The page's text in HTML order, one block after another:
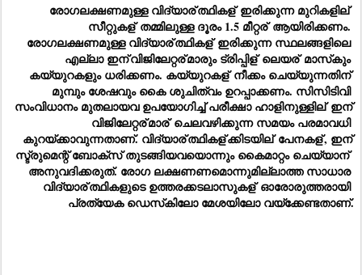
രോഗലക്ഷണമുള്ള വിദ്യാര്ത്ഥികള് ഇരിക്കുന്ന മുറികളില്
സീറ്റുകള് തമ്മിലുള്ള ദൂരം 1.5 മീറ്റര് ആയിരിക്കണം.
രോഗലക്ഷണമുള്ള വിദ്യാര്ത്ഥികള് ഇരിക്കുന്ന സ്ഥലങ്ങളിലെ
എല്ലാ ഇന്വിജിലേറ്റര്മാരും ട്രിപ്പിള് ലെയര് മാസ്‌കും
കയ്യുറകളും ധരിക്കണം. കയ്യുറകള് നീക്കം ചെയ്യുന്നതിന്
മുമ്പും ശേഷവും കൈ ശുചിത്വം ഉറപ്പാക്കണം. സിസിടിവി
സംവിധാനം മുതലായവ ഉപയോഗിച്ച് പരീക്ഷാ ഹാളിനുള്ളില് ഇന്
വിജിലേറ്റര്മാര് ചെലവഴിക്കുന്ന സമയം പരമാവധി
കുറയ്ക്കാവുന്നതാണ്. വിദ്യാര്ത്ഥികള്ക്കിടയില് പേനകള്, ഇന്
സ്ട്രുമെന്റ് ബോക്‌സ് തുടങ്ങിയവയൊന്നും കൈമാറ്റം ചെയ്യാന്
അനുവദിക്കരുത്. രോഗ ലക്ഷണണമൊന്നുമില്ലാത്ത സാധാര
വിദ്യാര്ത്ഥികളുടെ ഉത്തരക്കടലാസുകള് ഓരോരുത്തരായി
പ്രത്യേക ഡെസ്‌കിലോ മേശയിലോ വയ്‌ക്കേണ്ടതാണ്.